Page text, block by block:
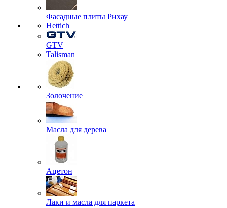
Фасадные плиты Рихау
Hettich
GTV
Talisman
Золочение
Масла для дерева
Ацетон
Лаки и масла для паркета